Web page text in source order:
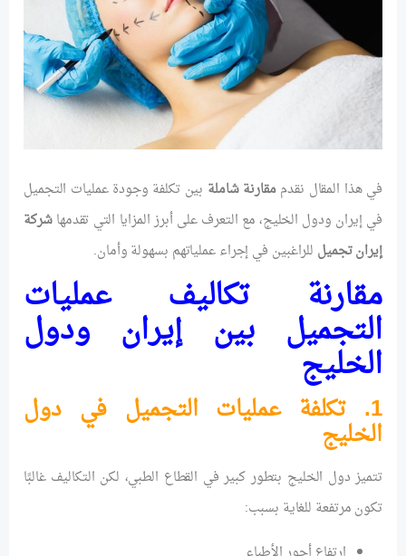
في هذا المقال نقدممقارنة شاملة بين تكلفة وجودة عمليات التجميل
في إيران ودول الخليج، مع التعرف على أبرز المزايا التي تقدمهاشركة
إيران تجميل للراغبين في إجراء عملياتهم بسهولة وأمان.
مقارنة تكاليف عمليات
التجميل بين إيران ودول
الخليج
1. تكلفة عمليات التجميل في دول
الخليج
تتميز دول الخليج بتطور كبير في القطاع الطبي، لكن التكاليف غالبًا
تكون مرتفعة للغاية بسبب: